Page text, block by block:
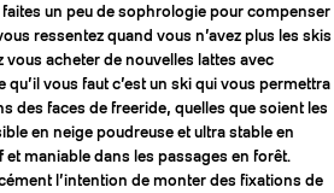
un peu de sophrologie pour compenser
ressentez quand vous n’avez plus les skis
acheter de nouvelles lattes avec
vous faut c’est un ski qui vous permettra
des faces de freeride, quelles que soient les
en neige poudreuse et ultra stable en
maniable dans les passages en forêt.
l’intention de monter des fixations de